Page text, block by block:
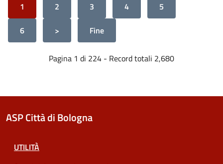
1 2 3 4
5
6
> Fine
Pagina 1 di 224 - Record totali 2,680
ASP Città di Bologna
UTILITÀ